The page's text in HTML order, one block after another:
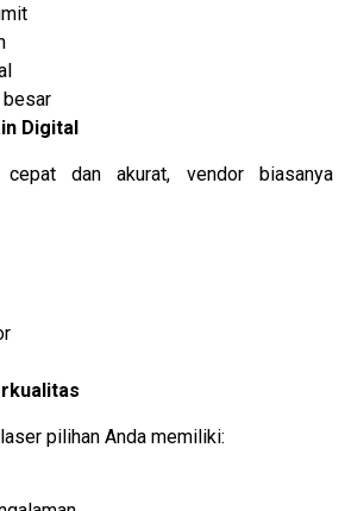
besar
Digital
dan akurat, vendor biasanya
pilihan Anda memiliki: